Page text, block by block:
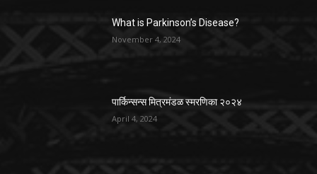
What is Parkinson’s Disease?
November 4, 2024
पार्किन्सन्स मित्रमंडळ स्मरणिका २०२४
April 4, 2024